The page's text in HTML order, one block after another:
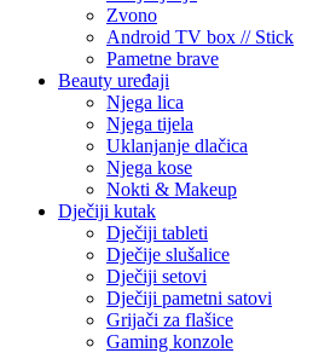
Zvono
Android TV box // Stick
Pametne brave
Beauty uređaji
Njega lica
Njega tijela
Uklanjanje dlačica
Njega kose
Nokti & Makeup
Dječiji kutak
Dječiji tableti
Dječije slušalice
Dječiji setovi
Dječiji pametni satovi
Grijači za flašice
Gaming konzole